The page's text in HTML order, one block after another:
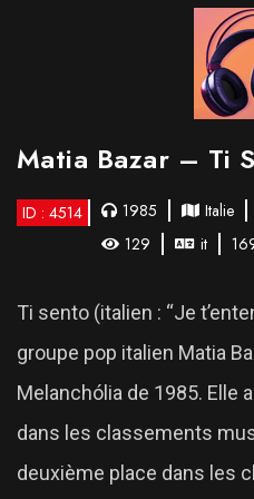
Matia Bazar – Ti
ID : 4514 1985 Italie
129
it
Ti sento (italien : “Je
groupe pop italien Matia
Melanchólia de 1985. Elle
dans les classements
deuxième place dans les